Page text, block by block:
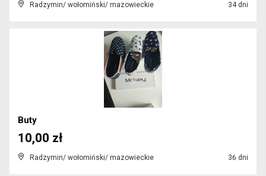
Radzymin/ wołomiński/ mazowieckie 34 dni
Buty
Radzymin/ wołomiński/ mazowieckie 36 dni
10,00 zł